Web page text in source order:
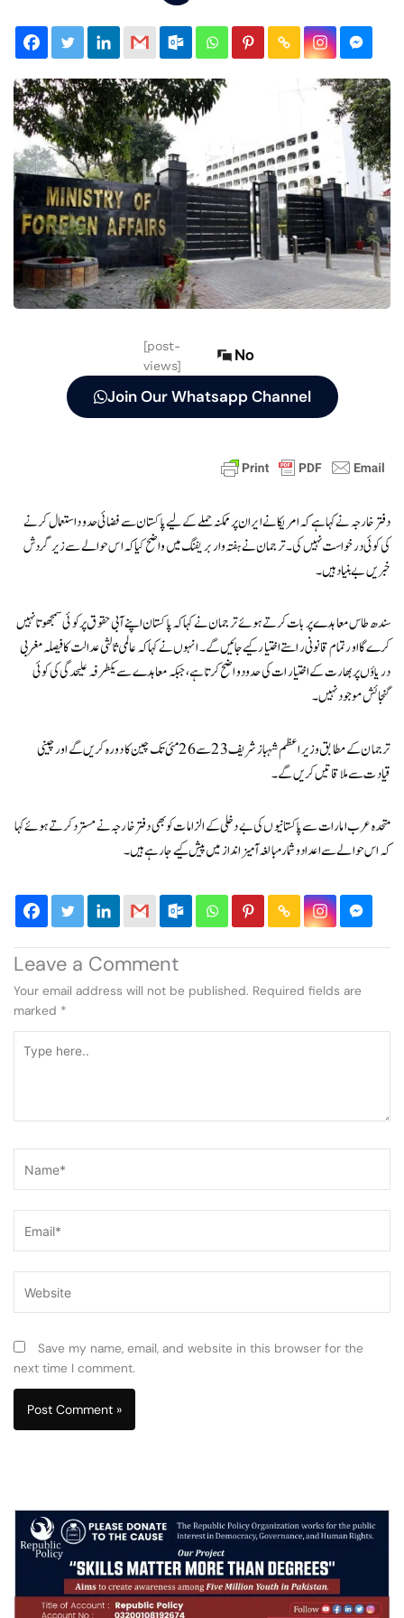
[post-
views]
No
Join Our Whatsapp Channel
دفتر خارجہ نے کہا ہے کہ امریکا نے ایران پر ممکنہ حملے کے لیے پاکستان سے فضائی حدود استعمال کرنے
کی کوئی درخواست نہیں کی۔ ترجمان نے ہفتہ وار بریفنگ میں واضح کیا کہ اس حوالے سے زیر گردش
خبریں بے بنیاد ہیں۔
سندھ طاس معاہدے پر بات کرتے ہوئے ترجمان نے کہا کہ پاکستان اپنے آبی حقوق پر کوئی سمجھوتا نہیں
کرے گا اور تمام قانونی راستے اختیار کیے جائیں گے۔ انہوں نے کہا کہ عالمی ثالثی عدالت کا فیصلہ مغربی
دریاؤں پر بھارت کے اختیارات کی حدود واضح کرتا ہے، جبکہ معاہدے سے یکطرفہ علیحدگی کی کوئی
گنجائش موجود نہیں۔
ترجمان کے مطابق وزیراعظم شہباز شریف 23 سے 26 مئی تک چین کا دورہ کریں گے اور چینی
قیادت سے ملاقاتیں کریں گے۔
متحدہ عرب امارات سے پاکستانیوں کی بے دخلی کے الزامات کو بھی دفتر خارجہ نے مسترد کرتے ہوئے کہا
کہ اس حوالے سے اعداد و شمار مبالغہ آمیز انداز میں پیش کیے جا رہے ہیں۔
Leave a Comment
Your email address will not be published. Required fields are
marked *
here..
Save my name, email, and website in this browser for the
next time I comment.